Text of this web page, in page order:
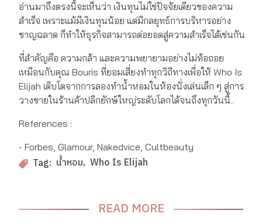
อ่านมาถึงตรงนี้จะเห็นว่า เงินทุนไม่ใช่ปัจจัยเดียวของความ
สำเร็จ เพราะแม้มีเงินทุนน้อย แต่มีกลยุทธ์การบริหารอย่าง
ชาญฉลาด ก็ทำให้ธุรกิจสามารถต่อยอดสู่ความสำเร็จได้เช่นกัน
ที่สำคัญคือ ความกล้า และความพยายามอย่างไม่ท้อถอย
เหมือนกับคุณ Bouris ที่ยอมเสี่ยงทำทุกวิถีทางเพื่อให้ Who Is
Elijah เติบโตจากการลองทำน้ำหอมในห้องนั่งเล่นเล็ก ๆ สู่การ
วางขายในร้านค้าปลีกยักษ์ใหญ่ระดับโลกได้จนถึงทุกวันนี้..
References :
- Forbes, Glamour, Nakedvice, Cultbeauty
Tag: น้ำหอม Who Is Elijah
READ MORE